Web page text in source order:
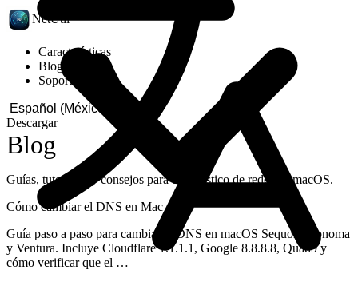
NetUtil
Características
Blog
Soporte
Descargar
Blog
Guías, tutoriales y consejos para diagnóstico de redes en macOS.
Cómo cambiar el DNS en Mac
Guía paso a paso para cambiar el DNS en macOS Sequoia, Sonoma
y Ventura. Incluye Cloudflare 1.1.1.1, Google 8.8.8.8, Quad9 y
cómo verificar que el …